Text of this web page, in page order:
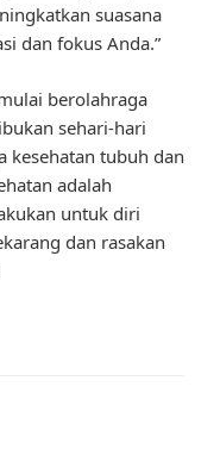
suasana
dan fokus Anda.”
berolahraga
sehari-hari
kesehatan tubuh dan
adalah
untuk diri
dan rasakan